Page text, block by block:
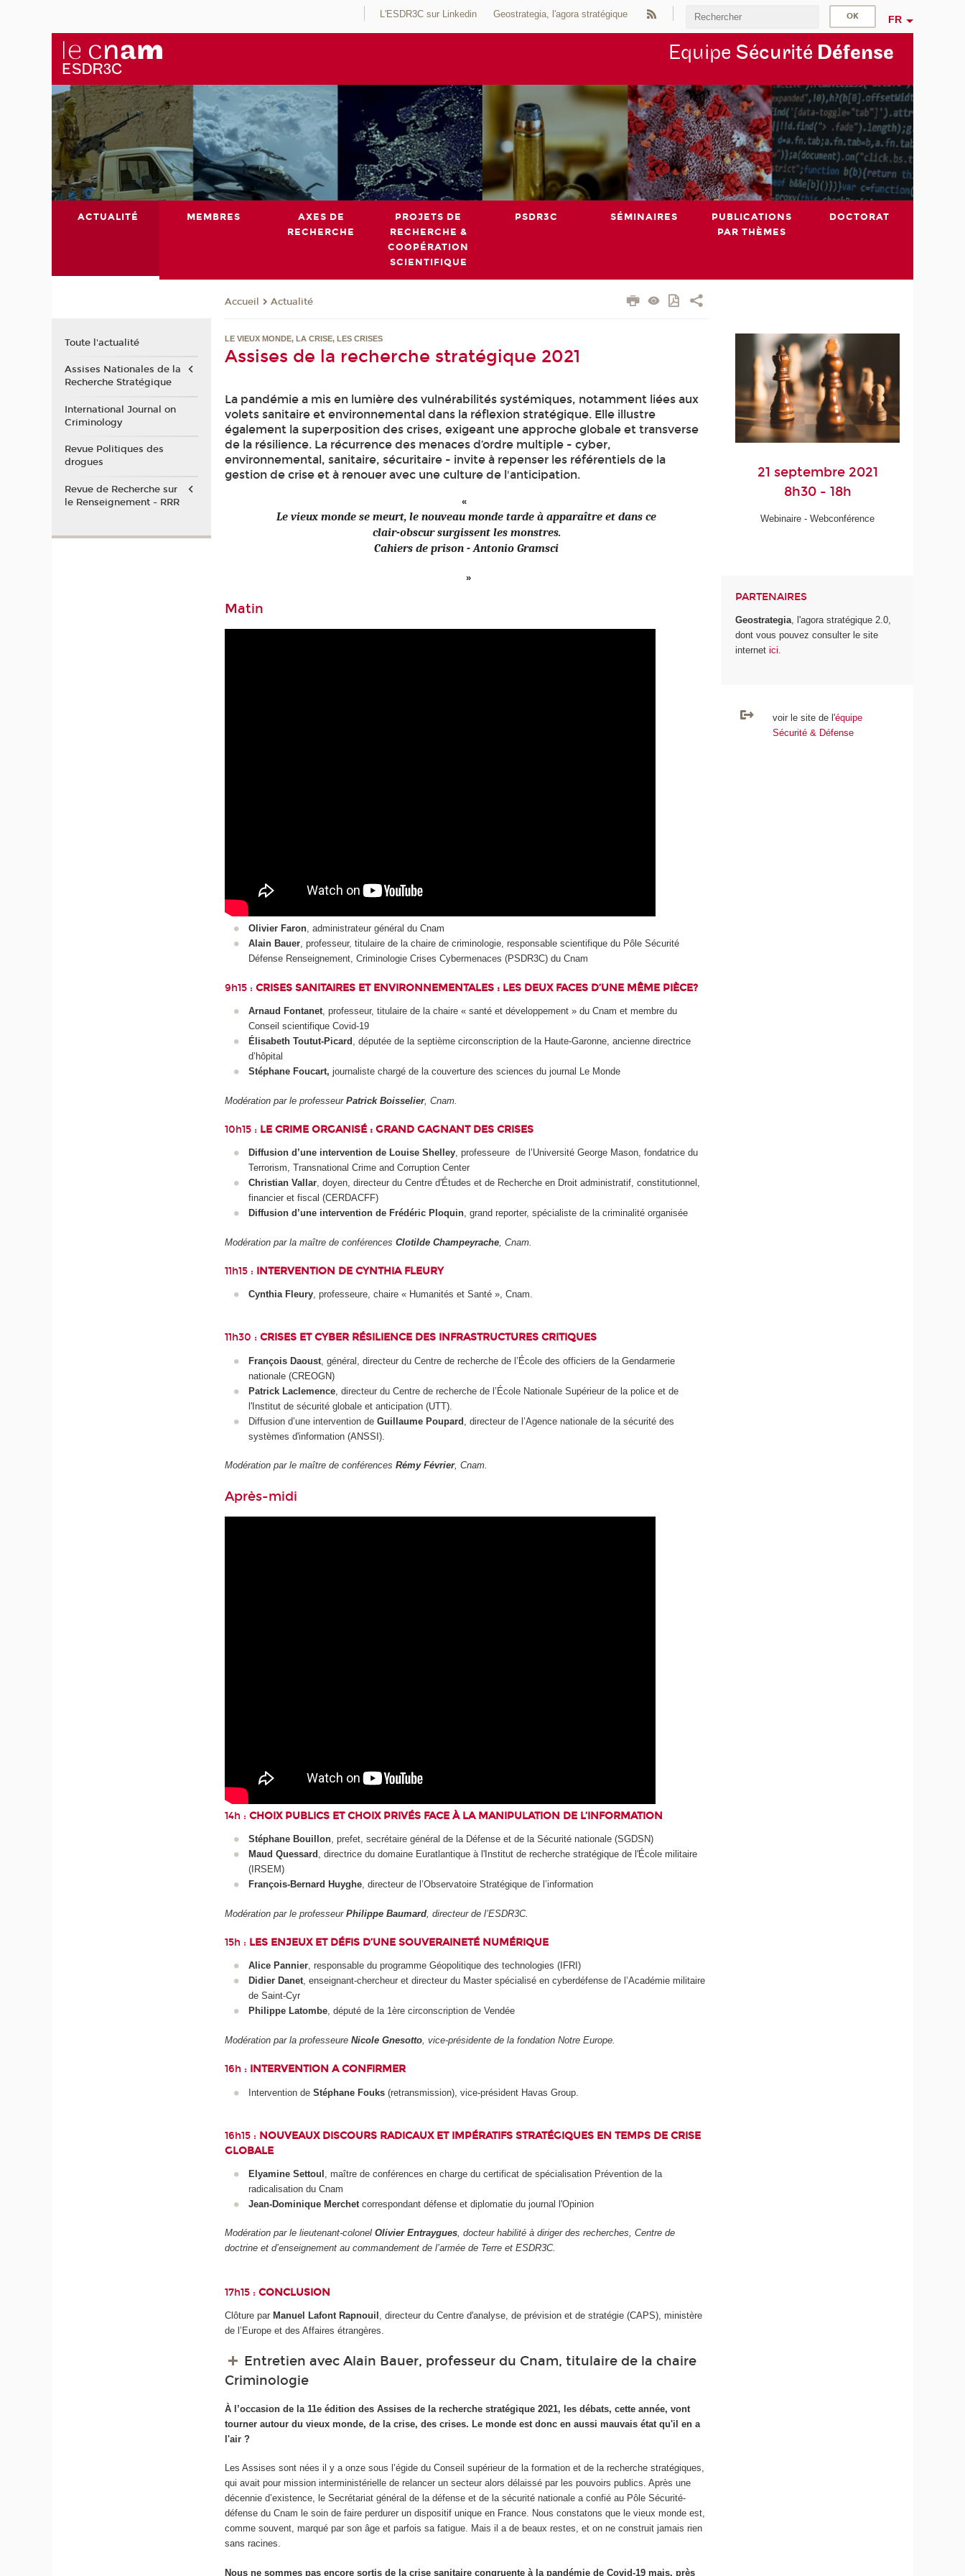
L'ESDR3C sur Linkedin Geostrategia, l'agora stratégique FR
Equipe Sécurité Défense
ACTUALITÉ MEMBRES
AXES DE
RECHERCHE
PROJETS DE
RECHERCHE &
COOPÉRATION
SCIENTIFIQUE
PSDR3C SÉMINAIRES
PUBLICATIONS
PAR THÈMES
DOCTORAT
Accueil Actualité
LE VIEUX MONDE, LA CRISE, LES CRISES
Assises de la recherche stratégique 2021
La pandémie a mis en lumière des vulnérabilités systémiques, notamment liées aux
volets sanitaire et environnemental dans la réflexion stratégique. Elle illustre
également la superposition des crises, exigeant une approche globale et transverse
de la résilience. La récurrence des menaces d’ordre multiple - cyber,
environnemental, sanitaire, sécuritaire - invite à repenser les référentiels de la
gestion de crise et à renouer avec une culture de l'anticipation.
Le vieux monde se meurt, le nouveau monde tarde à apparaître et dans ce
clair-obscur surgissent les monstres.
Cahiers de prison - Antonio Gramsci
Matin
Olivier Faron, administrateur général du Cnam
Alain Bauer, professeur, titulaire de la chaire de criminologie, responsable scientifique du Pôle Sécurité
Défense Renseignement, Criminologie Crises Cybermenaces (PSDR3C) du Cnam
9h15 :CRISES SANITAIRES ET ENVIRONNEMENTALES : LES DEUX FACES D’UNE MÊME PIÈCE?
Arnaud Fontanet, professeur, titulaire de la chaire « santé et développement » du Cnam et membre du
Conseil scientifique Covid-19
Élisabeth Toutut-Picard , députée de la septième circonscription de la Haute-Garonne, ancienne directrice
d’hôpital
Stéphane Foucart, journaliste chargé de la couverture des sciences du journal Le Monde
Modération par le professeurPatrick Boisselier, Cnam.
10h15 : LE CRIME ORGANISÉ : GRAND GAGNANT DES CRISES
Diffusion d’une intervention de Louise Shelley, professeure de l’Université George Mason, fondatrice du
Terrorism, Transnational Crime and Corruption Center
Christian Vallar, doyen, directeur du Centre d'Études et de Recherche en Droit administratif, constitutionnel,
financier et fiscal (CERDACFF)
Diffusion d’une intervention de Frédéric Ploquin, grand reporter, spécialiste de la criminalité organisée
Modération par la maître de conférencesClotilde Champeyrache , Cnam.
11h15 : INTERVENTION DE CYNTHIA FLEURY
Cynthia Fleury, professeure, chaire « Humanités et Santé », Cnam.
11h30 :CRISES ET CYBER RÉSILIENCE DES INFRASTRUCTURES CRITIQUES
François Daoust, général, directeur du Centre de recherche de l’École des officiers de la Gendarmerie
nationale (CREOGN)
Patrick Laclemence, directeur du Centre de recherche de l’École Nationale Supérieur de la police et de
l'Institut de sécurité globale et anticipation (UTT).
Diffusion d’une intervention de Guillaume Poupard , directeur de l’Agence nationale de la sécurité des
systèmes d'information (ANSSI).
Modération par le maître de conférencesRémy Février, Cnam.
Après-midi
14h :CHOIX PUBLICS ET CHOIX PRIVÉS FACE À LA MANIPULATION DE L’INFORMATION
Stéphane Bouillon, prefet, secrétaire général de la Défense et de la Sécurité nationale (SGDSN)
Maud Quessard , directrice du domaine Euratlantique à l'Institut de recherche stratégique de l'École militaire
(IRSEM)
François-Bernard Huyghe, directeur de l’Observatoire Stratégique de l’information
Modération par le professeurPhilippe Baumard , directeur de l’ESDR3C.
15h : LES ENJEUX ET DÉFIS D’UNE SOUVERAINETÉ NUMÉRIQUE
Alice Pannier, responsable du programme Géopolitique des technologies (IFRI)
Didier Danet, enseignant-chercheur et directeur du Master spécialisé en cyberdéfense de l’Académie militaire
de Saint-Cyr
Philippe Latombe, député de la 1èrecirconscription de Vendée
Modération par la professeureNicole Gnesotto , vice-présidente de la fondation Notre Europe.
16h : INTERVENTION A CONFIRMER
Intervention de Stéphane Fouks(retransmission), vice-président Havas Group.
16h15 : NOUVEAUX DISCOURS RADICAUX ET IMPÉRATIFS STRATÉGIQUES EN TEMPS DE CRISE
GLOBALE
Elyamine Settoul , maître de conférences en charge du certificat de spécialisation Prévention de la
radicalisation du Cnam
Jean-Dominique Merchetcorrespondant défense et diplomatie du journal l'Opinion
Modération par le lieutenant-colonelOlivier Entraygues, docteur habilité à diriger des recherches, Centre de
doctrine et d’enseignement au commandement de l’armée de Terre et ESDR3C.
17h15 : CONCLUSION
Clôture par Manuel Lafont Rapnouil
, directeur du Centre d'analyse, de prévision et de stratégie (CAPS), ministère
de l’Europe et des Affaires étrangères.
Entretien avec Alain Bauer, professeur du Cnam, titulaire de la chaire
Criminologie
À l’occasion de la 11e édition des Assises de la recherche stratégique 2021, les débats, cette année, vont
tourner autour du vieux monde, de la crise, des crises. Le monde est donc en aussi mauvais état qu'il en a
l'air ?
Les Assises sont nées il y a onze sous l’égide du Conseil supérieur de la formation et de la recherche stratégiques,
qui avait pour mission interministérielle de relancer un secteur alors délaissé par les pouvoirs publics. Après une
décennie d’existence, le Secrétariat général de la défense et de la sécurité nationale a confié au Pôle Sécurité-
défense du Cnam le soin de faire perdurer un dispositif unique en France. Nous constatons que le vieux monde est,
comme souvent, marqué par son âge et parfois sa fatigue. Mais il a de beaux restes, et on ne construit jamais rien
sans racines.
Nous ne sommes pas encore sortis de la crise sanitaire congruente à la pandémie de Covid-19 mais, près
21 septembre 2021
8h30 - 18h
Webinaire - Webconférence
PARTENAIRES
Geostrategia , l'agora stratégique 2.0,
dont vous pouvez consulter le site
internetici
voir le site de l'équipe
Sécurité & Défense
Toute l'actualité
Assises Nationales de la
Recherche Stratégique
International Journal on
Criminology
Revue Politiques des
drogues
Revue de Recherche sur
le Renseignement - RRR